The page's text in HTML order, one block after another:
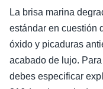
La brisa marina
estándar en cuestión
óxido y picaduras
acabado de lujo.
debes especificar